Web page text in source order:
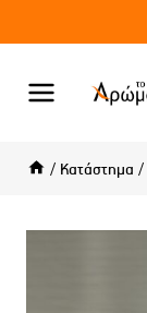
content
/ Κατάστημα /